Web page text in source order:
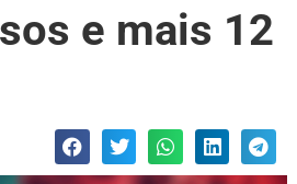
e mais 12